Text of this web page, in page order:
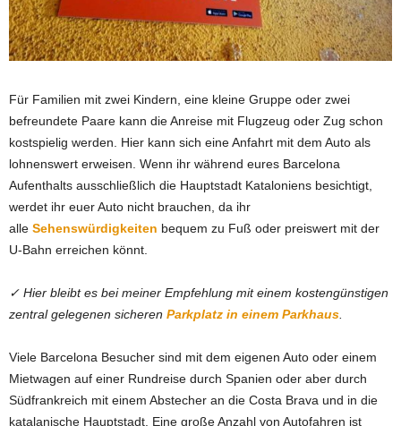
Für Familien mit zwei Kindern, eine kleine Gruppe oder zwei
befreundete Paare kann die Anreise mit Flugzeug oder Zug schon
kostspielig werden. Hier kann sich eine Anfahrt mit dem Auto als
lohnenswert erweisen. Wenn ihr während eures Barcelona
Aufenthalts ausschließlich die Hauptstadt Kataloniens besichtigt,
werdet ihr euer Auto nicht brauchen, da ihr
alle Sehenswürdigkeiten bequem zu Fuß oder preiswert mit der
U-Bahn erreichen könnt.
✓ Hier bleibt es bei meiner Empfehlung mit einem kostengünstigen
zentral gelegenen sicheren Parkplatz in einem Parkhaus
Viele Barcelona Besucher sind mit dem eigenen Auto oder einem
Mietwagen auf einer Rundreise durch Spanien oder aber durch
Südfrankreich mit einem Abstecher an die Costa Brava und in die
katalanische Hauptstadt. Eine große Anzahl von Autofahren ist